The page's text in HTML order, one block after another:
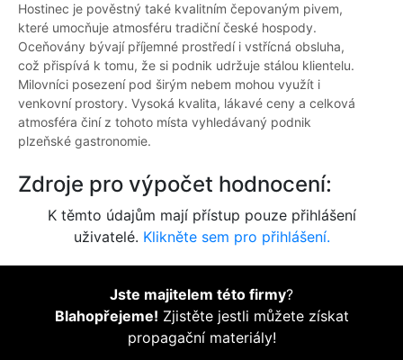
Hostinec je pověstný také kvalitním čepovaným pivem,
které umocňuje atmosféru tradiční české hospody.
Oceňovány bývají příjemné prostředí i vstřícná obsluha,
což přispívá k tomu, že si podnik udržuje stálou klientelu.
Milovníci posezení pod širým nebem mohou využít i
venkovní prostory. Vysoká kvalita, lákavé ceny a celková
atmosféra činí z tohoto místa vyhledávaný podnik
plzeňské gastronomie.
Zdroje pro výpočet hodnocení:
K těmto údajům mají přístup pouze přihlášení
uživatelé. Klikněte sem pro přihlášení.
Jste majitelem této firmy?
Blahopřejeme! Zjistěte jestli můžete získat
propagační materiály!